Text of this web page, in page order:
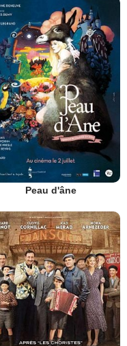
Peau d'âne